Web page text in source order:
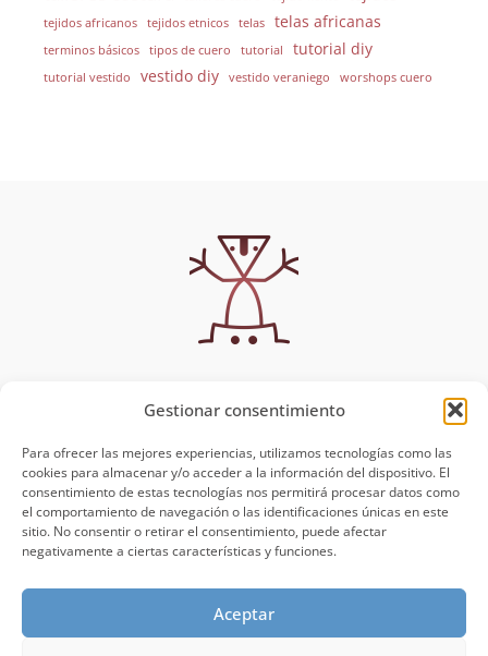
Gestionar consentimiento
Para ofrecer las mejores experiencias, utilizamos tecnologías como las
cookies para almacenar y/o acceder a la información del dispositivo. El
consentimiento de estas tecnologías nos permitirá procesar datos como
el comportamiento de navegación o las identificaciones únicas en este
sitio. No consentir o retirar el consentimiento, puede afectar
negativamente a ciertas características y funciones.
Aceptar
tejidos africanos tejidos etnicos telas telas africanas
terminos básicos tipos de cuero tutorial tutorial diy
tutorial vestido vestido diy vestido veraniego worshops cuero
Muysca
Talleres y Clases
Blog
Contacto
Política de Privacidad
Aviso Legal
¡VAMOS A CREAR! CONTÁCTANOS